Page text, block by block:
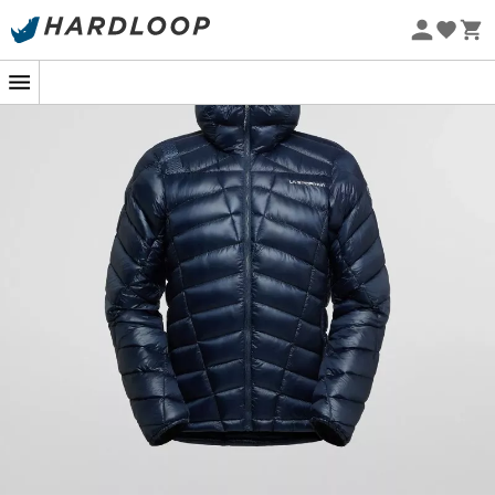
Øko-fremstillet
I det ubarmhjertige univers af sneklædte tinder tæller
hvert gram, og hver grad af varme er uvurderlig.